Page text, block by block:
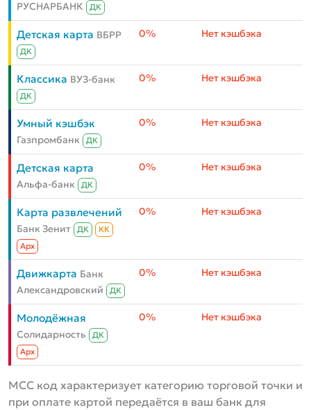
РУСНАРБАНК ДК
Детская карта ВБРР
ДК
0% Нет кэшбэка
Классика ВУЗ-банк
ДК
0% Нет кэшбэка
Умный кэшбэк
Газпромбанк ДК
0% Нет кэшбэка
Детская карта
Альфа-банк ДК
0% Нет кэшбэка
Карта развлечений
Банк Зенит ДК
КК
Aрх
0% Нет кэшбэка
Движкарта Банк
Александровский
ДК
0% Нет кэшбэка
Молодёжная
Солидарность
ДК
Aрх
0% Нет кэшбэка
MCC код характеризует категорию торговой точки и
при оплате картой передаётся в ваш банк для